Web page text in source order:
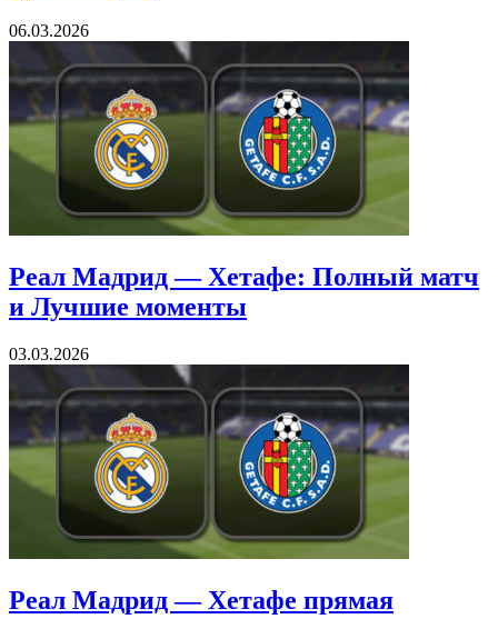
06.03.2026
Реал Мадрид — Хетафе: Полный матч
и Лучшие моменты
03.03.2026
Реал Мадрид — Хетафе прямая